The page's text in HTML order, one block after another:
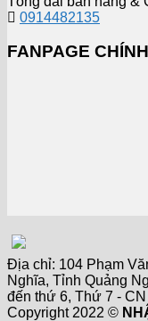
0914482135
FANPAGE
Địa chỉ: 104 Phạm
Nghĩa, Tỉnh Quảng
đến thứ 6, Thứ 7 -
Copyright 2022 ©